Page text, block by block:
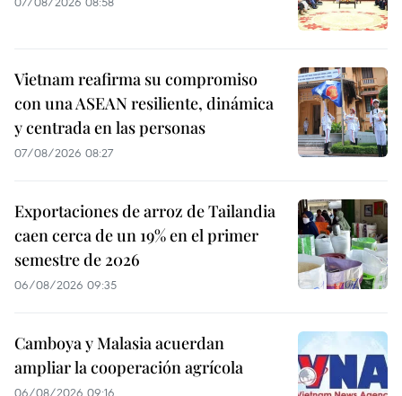
Vietnam reafirma su compromiso
con una ASEAN resiliente, dinámica
y centrada en las personas
07/08/2026 08:27
Exportaciones de arroz de Tailandia
caen cerca de un 19% en el primer
semestre de 2026
06/08/2026 09:35
Camboya y Malasia acuerdan
ampliar la cooperación agrícola